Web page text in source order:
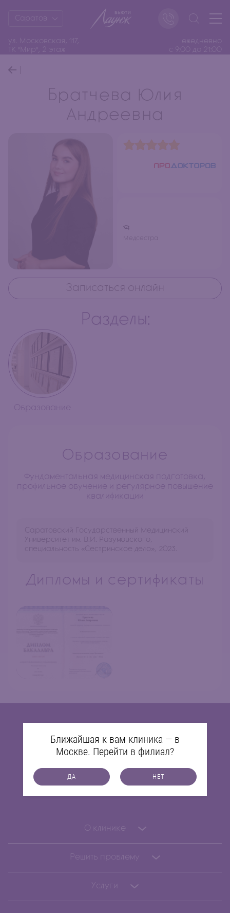
ул. Московская, 117,
ТК "Мир", 2 этаж
ежедневно
с 9:00 до 21:00
Саратов
Братчева Юлия
Андреевна
Медсестра
Записаться онлайн
Разделы:
Образование
Образование
Фундаментальная медицинская подготовка,
профильное обучение и регулярное повышение
квалификации
Саратовский Государственный Медицинский
Университет им. В.И. Разумовского,
специальность «Сестринское дело», 2023.
Дипломы и сертификаты
№1 в России по количеству
О клинике
Решить проблему
Услуги
Ближайшая к вам клиника — в
Москве. Перейти в филиал?
ДА НЕТ